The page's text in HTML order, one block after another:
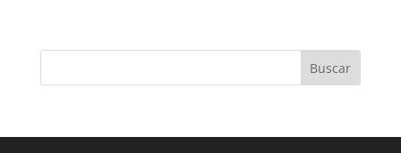
Buscar